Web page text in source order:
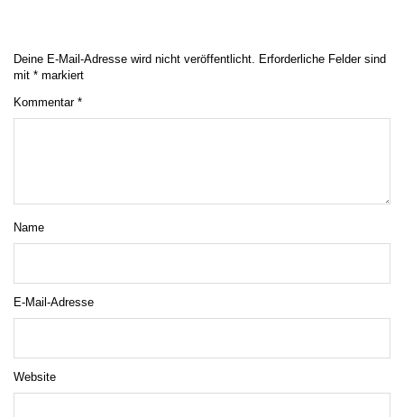
Deine E-Mail-Adresse wird nicht veröffentlicht. Erforderliche Felder sind
mit * markiert
Kommentar *
Name
E-Mail-Adresse
Website